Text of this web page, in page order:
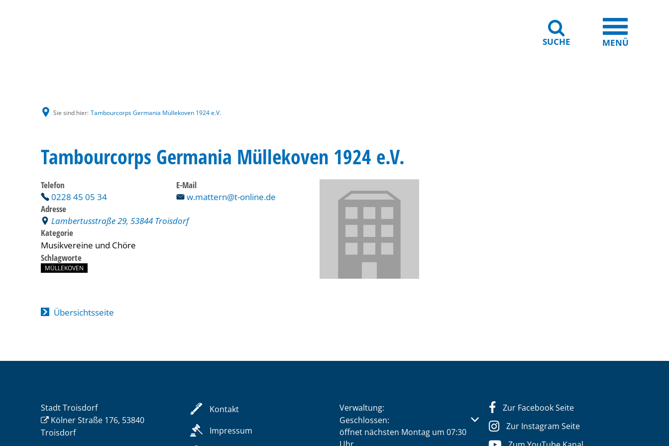
SUCHE MENÜ
Sie sind hier: Tambourcorps Germania Müllekoven 1924 e.V.
Tambourcorps Germania Müllekoven 1924 e.V.
Telefon
0228 45 05 34
E-Mail
w.mattern@t-online.de
Adresse
Lambertusstraße 29, 53844 Troisdorf
Kategorie
Musikvereine und Chöre
Schlagworte
MÜLLEKOVEN
Übersichtsseite
Stadt Troisdorf
Kölner Straße 176, 53840
Troisdorf
Kontakt
Impressum
Verwaltung:
Klicken, um weitere Öffnungs- oder Schließzeiten auszublenden
Geschlossen:
öffnet nächsten Montag um 07:30
Zur Facebook Seite
Zur Instagram Seite